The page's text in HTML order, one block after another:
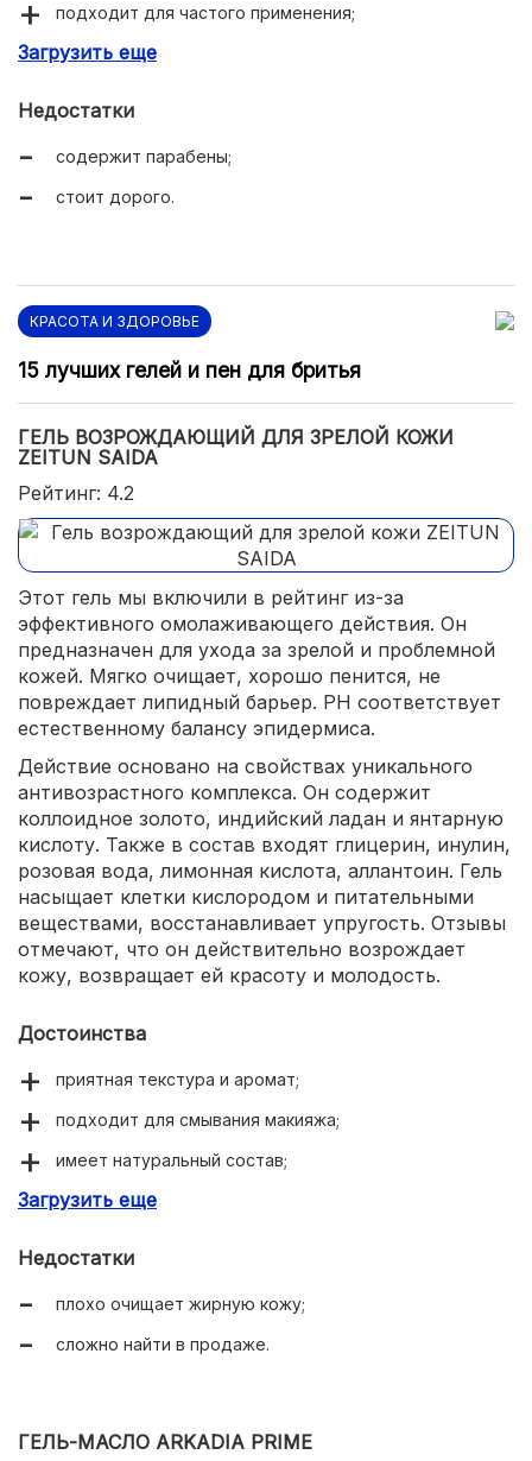
подходит для частого применения;
приятно пахнет;
Загрузить еще
Недостатки
содержит парабены;
стоит дорого.
КРАСОТА И ЗДОРОВЬЕ
15 лучших гелей и пен для бритья
ГЕЛЬ ВОЗРОЖДАЮЩИЙ ДЛЯ ЗРЕЛОЙ КОЖИ
ZEITUN SAIDA
Рейтинг: 4.2
Этот гель мы включили в рейтинг из-за
эффективного омолаживающего действия. Он
предназначен для ухода за зрелой и проблемной
кожей. Мягко очищает, хорошо пенится, не
повреждает липидный барьер. PH соответствует
естественному балансу эпидермиса.
Действие основано на свойствах уникального
антивозрастного комплекса. Он содержит
коллоидное золото, индийский ладан и янтарную
кислоту. Также в состав входят глицерин, инулин,
розовая вода, лимонная кислота, аллантоин. Гель
насыщает клетки кислородом и питательными
веществами, восстанавливает упругость. Отзывы
отмечают, что он действительно возрождает
кожу, возвращает ей красоту и молодость.
Достоинства
приятная текстура и аромат;
подходит для смывания макияжа;
имеет натуральный состав;
разглаживает морщинки;
Загрузить еще
Недостатки
плохо очищает жирную кожу;
сложно найти в продаже.
ГЕЛЬ-МАСЛО ARKADIA PRIME